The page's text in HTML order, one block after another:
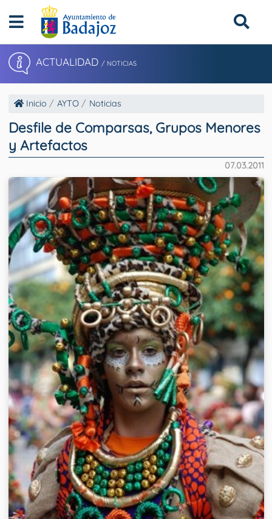
ACTUALIDAD / NOTICIAS
Inicio AYTO Noticias
Desfile de Comparsas, Grupos Menores
y Artefactos
07.03.2011